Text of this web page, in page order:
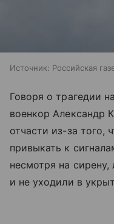
Источник: Российская
Говоря о трагедии
военкор Александр
отчасти из-за того,
привыкать к
несмотря на сирену,
и не уходили в